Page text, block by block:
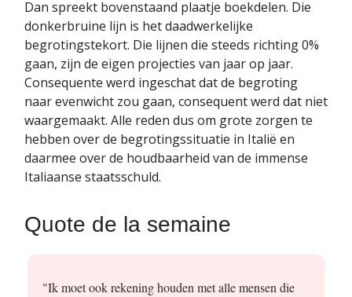
Dan spreekt bovenstaand plaatje boekdelen. Die
donkerbruine lijn is het daadwerkelijke
begrotingstekort. Die lijnen die steeds richting 0%
gaan, zijn de eigen projecties van jaar op jaar.
Consequente werd ingeschat dat de begroting
naar evenwicht zou gaan, consequent werd dat niet
waargemaakt. Alle reden dus om grote zorgen te
hebben over de begrotingssituatie in Italië en
daarmee over de houdbaarheid van de immense
Italiaanse staatsschuld.
Quote de la semaine
"Ik moet ook rekening houden met alle mensen die